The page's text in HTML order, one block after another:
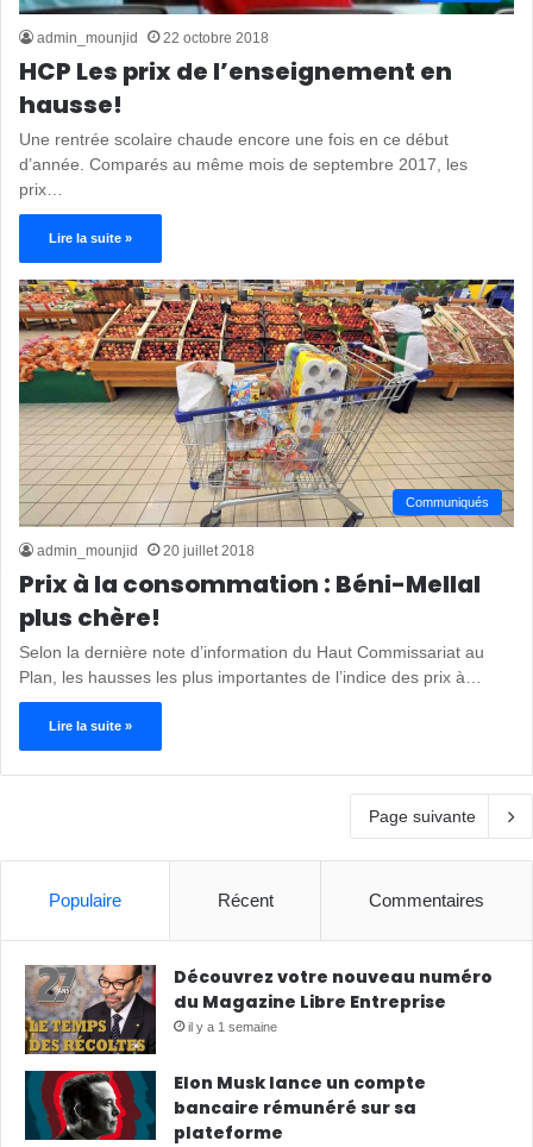
admin_mounjid 22 octobre 2018
HCP Les prix de l’enseignement en
hausse!
Une rentrée scolaire chaude encore une fois en ce début
d’année. Comparés au même mois de septembre 2017, les
prix…
Lire la suite »
Communiqués
admin_mounjid 20 juillet 2018
Prix à la consommation : Béni-Mellal
plus chère!
Selon la dernière note d’information du Haut Commissariat au
Plan, les hausses les plus importantes de l’indice des prix à…
Lire la suite »
Page suivante
Populaire Récent Commentaires
Découvrez votre nouveau numéro
du Magazine Libre Entreprise
il y a 1 semaine
Elon Musk lance un compte
bancaire rémunéré sur sa
plateforme